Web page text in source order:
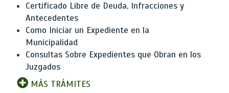
Certificado Libre de Deuda, Infracciones y
Antecedentes
Como Iniciar un Expediente en la
Municipalidad
Consultas Sobre Expedientes que Obran en los
Juzgados
MÁS TRÁMITES